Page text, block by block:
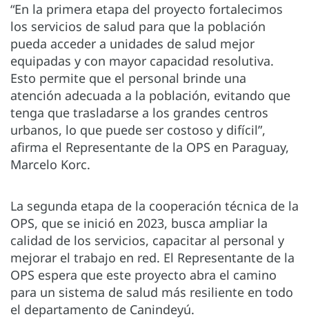
“En la primera etapa del proyecto fortalecimos
los servicios de salud para que la población
pueda acceder a unidades de salud mejor
equipadas y con mayor capacidad resolutiva.
Esto permite que el personal brinde una
atención adecuada a la población, evitando que
tenga que trasladarse a los grandes centros
urbanos, lo que puede ser costoso y difícil”,
afirma el Representante de la OPS en Paraguay,
Marcelo Korc.
La segunda etapa de la cooperación técnica de la
OPS, que se inició en 2023, busca ampliar la
calidad de los servicios, capacitar al personal y
mejorar el trabajo en red. El Representante de la
OPS espera que este proyecto abra el camino
para un sistema de salud más resiliente en todo
el departamento de Canindeyú.